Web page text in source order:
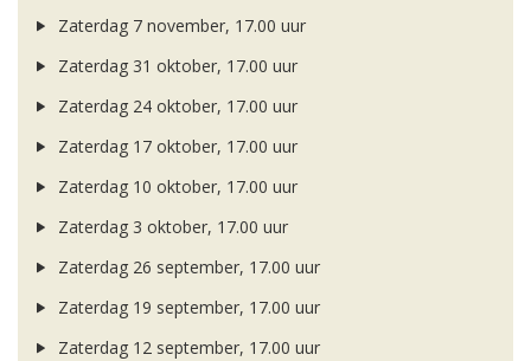
Zaterdag 7 november, 17.00 uur
Zaterdag 31 oktober, 17.00 uur
Zaterdag 24 oktober, 17.00 uur
Zaterdag 17 oktober, 17.00 uur
Zaterdag 10 oktober, 17.00 uur
Zaterdag 3 oktober, 17.00 uur
Zaterdag 26 september, 17.00 uur
Zaterdag 19 september, 17.00 uur
Zaterdag 12 september, 17.00 uur